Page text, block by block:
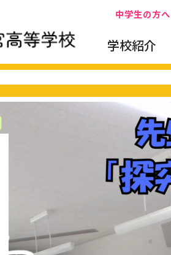
中学生の方へ
学校紹介